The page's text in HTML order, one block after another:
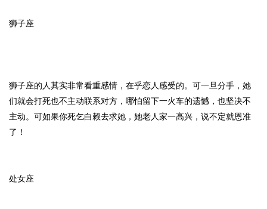
狮子座
狮子座的人其实非常看重感情，在乎恋人感受的。可一旦分手，她
们就会打死也不主动联系对方，哪怕留下一火车的遗憾，也坚决不
主动。可如果你死乞白赖去求她，她老人家一高兴，说不定就恩准
了！
处女座